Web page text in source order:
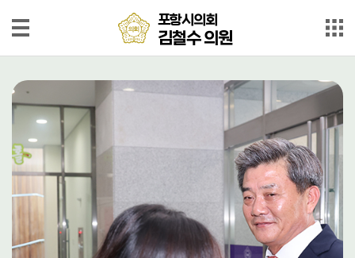
본문으로 바로가기
메인메뉴 바로가기
철
수
의
원
의
원
소
개
의
정
동
정
포항시의회
김철수 의원